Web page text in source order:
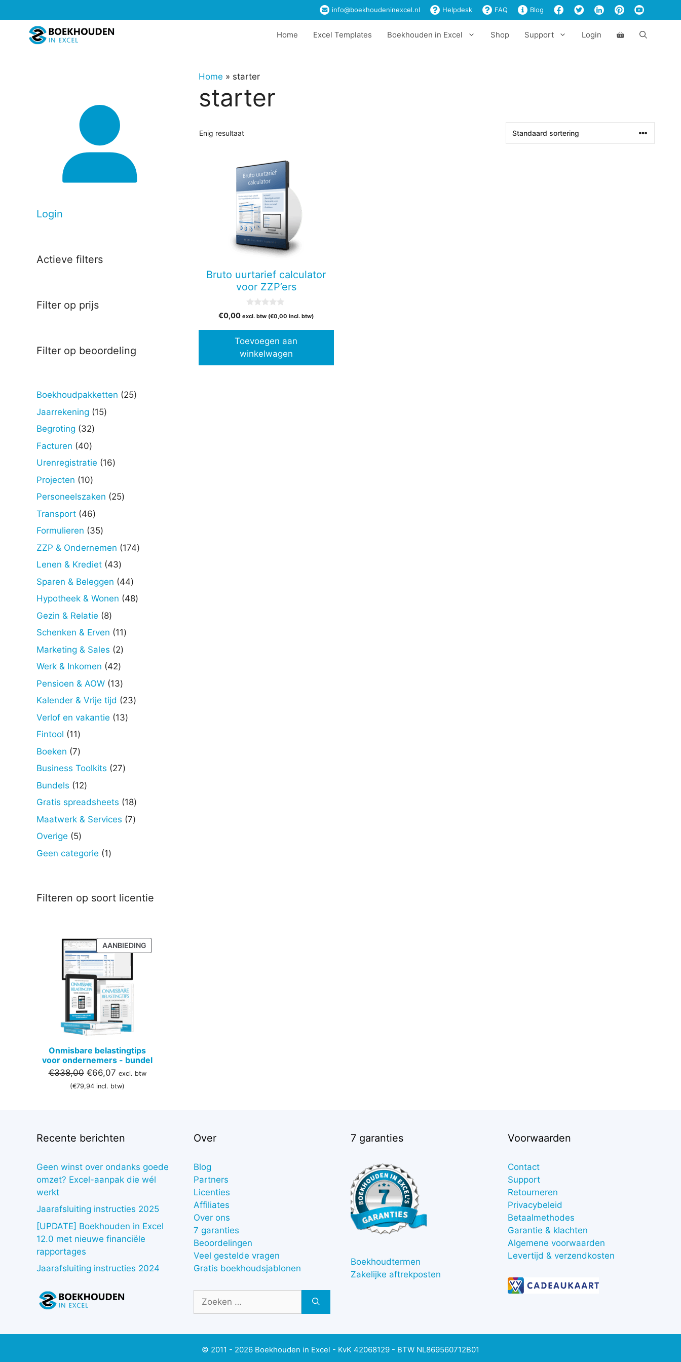
naar
info@boekhoudeninexcel.nl Helpdesk FAQ Blog
Home Excel Templates Boekhouden in Excel Shop Support Login
Home » starter
starter
Enig resultaat
Bruto uurtarief calculator
voor ZZP’ers
v
5
€0,00 excl. btw (€0,00 incl. btw)
Toevoegen aan
winkelwagen
Login
Actieve filters
Filter op prijs
Filter op beoordeling
Boekhoudpakketten 2525
Jaarrekening 1515
Begroting 3232
Facturen 4040
producten
Urenregistratie 1616
Projecten 1010
producten
Personeelszaken 2525
Transport 4646
producten
Formulieren 3535
producten
ZZP & Ondernemen 174174
Lenen & Krediet 4343
producten
Sparen & Beleggen 4444
producten
Hypotheek & Wonen 4848
Gezin & Relatie 88
producten
Schenken & Erven 1111
Marketing & Sales 22
Werk & Inkomen 4242
producten
Pensioen & AOW 1313
producten
Kalender & Vrije tijd 2323
Verlof en vakantie 1313
Fintool 1111
producten
Boeken 77
producten
Business Toolkits 2727
Bundels 1212
producten
Gratis spreadsheets 1818
producten
Maatwerk & Services 77
Overige 55
producten
Geen categorie 11
Filteren op soort licentie
AANBIEDINGPRODUCT
IN
Onmisbare belastingtips
voor ondernemers - bundel
€338,00 Oorspronkelijke
prijs
€66,07Huidige
prijs
excl. btw
(€79,94 incl. btw)
Recente berichten
Geen winst over ondanks goede
omzet? Excel-aanpak die wél
werkt
Jaarafsluiting instructies 2025
[UPDATE] Boekhouden in Excel
12.0 met nieuwe financiële
rapportages
Jaarafsluiting instructies 2024
Over
Blog
Partners
Licenties
Affiliates
Over ons
7 garanties
Beoordelingen
Veel gestelde vragen
Gratis boekhoudsjablonen
naar:
7 garanties
Boekhoudtermen
Zakelijke aftrekposten
Voorwaarden
Contact
Support
Retourneren
Privacybeleid
Betaalmethodes
Garantie & klachten
Algemene voorwaarden
Levertijd & verzendkosten
© 2011 - 2026 Boekhouden in Excel - KvK 42068129 - BTW NL869560712B01